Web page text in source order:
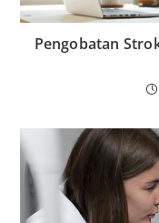
Pengobatan